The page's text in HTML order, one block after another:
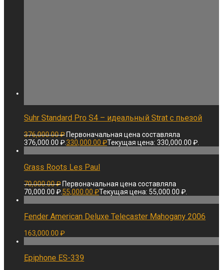
Suhr Standard Pro S4 – идеальный Strat с пьезой
376,000.00₽ Первоначальная цена составляла
376,000.00 ₽.330,000.00 ₽Текущая цена: 330,000.00 ₽.
Grass Roots Les Paul
70,000.00₽ Первоначальная цена составляла
70,000.00 ₽.55,000.00 ₽Текущая цена: 55,000.00 ₽.
Fender American Deluxe Telecaster Mahogany 2006
163,000.00 ₽
Epiphone ES-339